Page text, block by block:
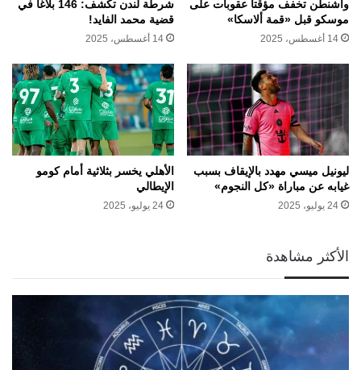
واشنطن تخفف مؤقتاً عقوبات على
موسكو قبل «قمة ألاسكا»
14 أغسطس، 2025
شرطة لندن تكشف: 146 بلاغاً في
قضية محمد الفايد!
14 أغسطس، 2025
ليونيل ميسي مهدد بالإيقاف بسبب
غيابه عن مباراة «كل النجوم»
24 يوليو، 2025
الأهلي يخسر بثلاثية أمام كومو
الإيطالي
24 يوليو، 2025
الأكثر مشاهدة